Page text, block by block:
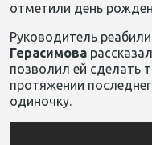
отметили день
Руководитель
Герасимова
позволил ей сделать
протяжении
одиночку.